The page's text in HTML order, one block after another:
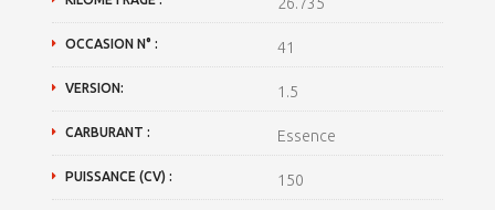
OCCASION N° : 41
VERSION: 1.5
CARBURANT : Essence
PUISSANCE (CV) : 150